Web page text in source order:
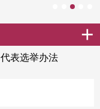
+
表选举办法